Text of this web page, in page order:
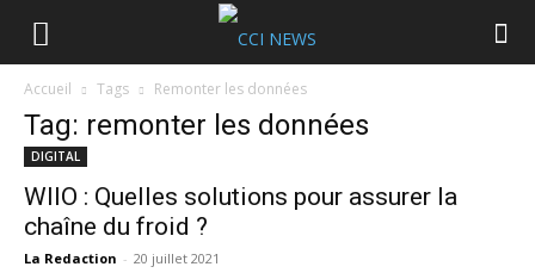
Accueil Tags Remonter les données
Tag: remonter les données
DIGITAL
WIIO : Quelles solutions pour assurer la
chaîne du froid ?
La Redaction - 20 juillet 2021